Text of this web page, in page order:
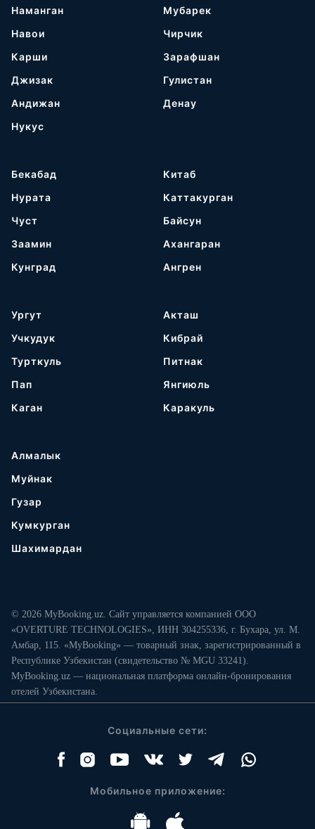
Наманган
Навои
Карши
Джизак
Андижан
Нукус
Мубарек
Чирчик
Зарафшан
Гулистан
Денау
Бекабад
Нурата
Чуст
Заамин
Кунград
Китаб
Каттакурган
Байсун
Ахангаран
Ангрен
Ургут
Учкудук
Турткуль
Пап
Каган
Акташ
Кибрай
Питнак
Янгиюль
Каракуль
Алмалык
Муйнак
Гузар
Кумкурган
Шахимардан
© 2026 MyBooking.uz. Сайт управляется компанией ООО
«OVERTURE TECHNOLOGIES», ИНН 304255336, г. Бухара, ул. М.
Амбар, 115. «MyBooking» — товарный знак, зарегистрированный в
Республике Узбекистан (свидетельство № MGU 33241).
MyBooking.uz — национальная платформа онлайн-бронирования
отелей Узбекистана.
Социальные сети:
Мобильное приложение: